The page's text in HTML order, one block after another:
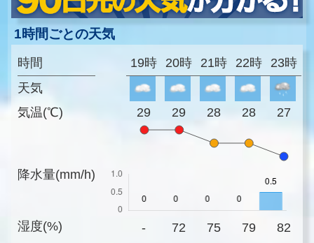
1時間ごとの天気
時間
天気
気温(℃)
降水量(mm/h)
湿度(%)
19時 20時 21時 22時 23時
29 29 28 28 27
- 72 75 79
82